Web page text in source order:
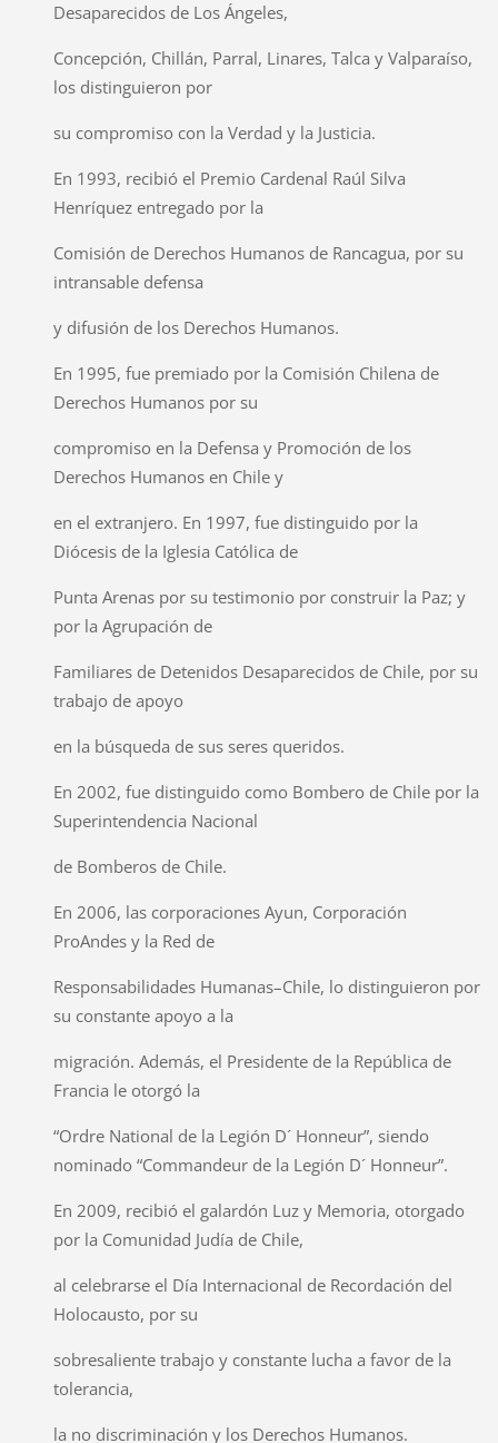
Desaparecidos de Los Ángeles,
Concepción, Chillán, Parral, Linares, Talca y Valparaíso,
los distinguieron por
su compromiso con la Verdad y la Justicia.
En 1993, recibió el Premio Cardenal Raúl Silva
Henríquez entregado por la
Comisión de Derechos Humanos de Rancagua, por su
intransable defensa
y difusión de los Derechos Humanos.
En 1995, fue premiado por la Comisión Chilena de
Derechos Humanos por su
compromiso en la Defensa y Promoción de los
Derechos Humanos en Chile y
en el extranjero. En 1997, fue distinguido por la
Diócesis de la Iglesia Católica de
Punta Arenas por su testimonio por construir la Paz; y
por la Agrupación de
Familiares de Detenidos Desaparecidos de Chile, por su
trabajo de apoyo
en la búsqueda de sus seres queridos.
En 2002, fue distinguido como Bombero de Chile por la
Superintendencia Nacional
de Bomberos de Chile.
En 2006, las corporaciones Ayun, Corporación
ProAndes y la Red de
Responsabilidades Humanas–Chile, lo distinguieron por
su constante apoyo a la
migración. Además, el Presidente de la República de
Francia le otorgó la
“Ordre National de la Legión D´ Honneur”, siendo
nominado “Commandeur de la Legión D´ Honneur”.
En 2009, recibió el galardón Luz y Memoria, otorgado
por la Comunidad Judía de Chile,
al celebrarse el Día Internacional de Recordación del
Holocausto, por su
sobresaliente trabajo y constante lucha a favor de la
tolerancia,
la no discriminación y los Derechos Humanos.